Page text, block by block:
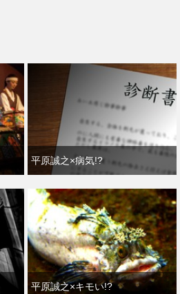
平原誠之×病気!?
平原誠之×キモい!?